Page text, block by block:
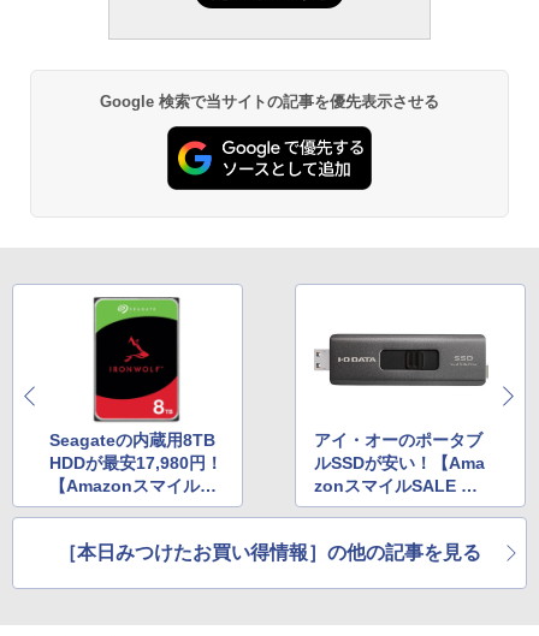
Google 検索で当サイトの記事を優先表示させる
Seagateの内蔵用8TB
HDDが最安17,980円！
【AmazonスマイルSA
LE 新生活FINAL】
アイ・オーのポータブ
ルSSDが安い！【Ama
zonスマイルSALE 新
生活FINAL】
［本日みつけたお買い得情報］の他の記事を見る